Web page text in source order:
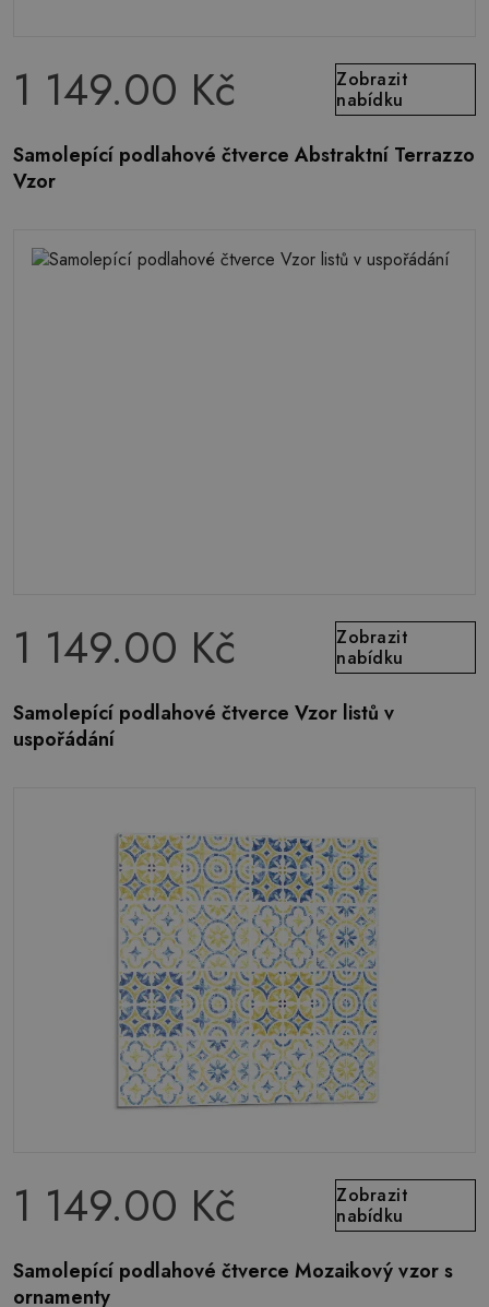
1 149.00 Kč
Zobrazit
nabídku
Samolepící podlahové čtverce Abstraktní Terrazzo
Vzor
1 149.00 Kč
Zobrazit
nabídku
Samolepící podlahové čtverce Vzor listů v
uspořádání
1 149.00 Kč
Zobrazit
nabídku
Samolepící podlahové čtverce Mozaikový vzor s
ornamenty